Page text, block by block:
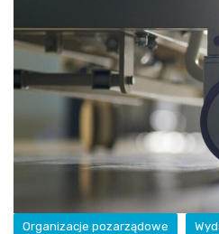
Organizacje pozarządowe